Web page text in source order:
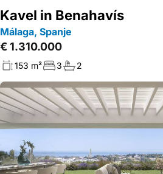
Kavel in Benahavís
Málaga, Spanje
€ 1.310.000
153 m² 3 2